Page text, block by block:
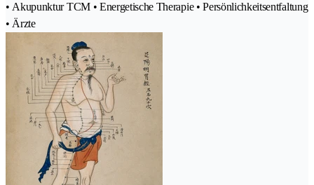
• Akupunktur TCM • Energetische Therapie • Persönlichkeitsentfaltung
• Ärzte